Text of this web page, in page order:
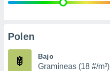
e
publicidad
Polen
Bajo
Gramíneas (18 #/m³)